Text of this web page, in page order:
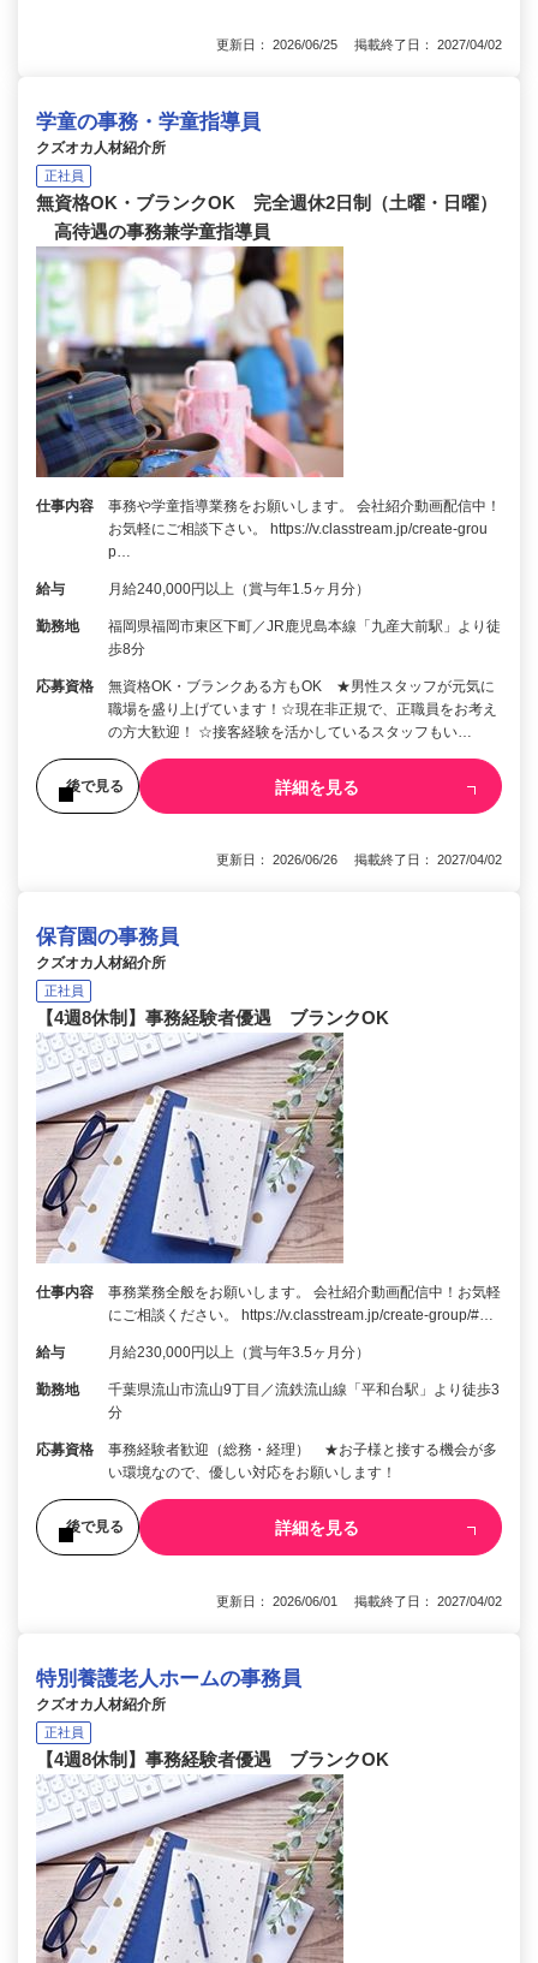
更新日： 2026/06/25 掲載終了日： 2027/04/02
学童の事務・学童指導員
クズオカ人材紹介所
正社員
無資格OK・ブランクOK 完全週休2日制（土曜・日曜）
高待遇の事務兼学童指導員
仕事内容
事務や学童指導業務をお願いします。 会社紹介動画配信中！
お気軽にご相談下さい。 https://v.classtream.jp/create-grou
p…
給与 月給240,000円以上（賞与年1.5ヶ月分）
勤務地
福岡県福岡市東区下町／JR鹿児島本線「九産大前駅」より徒
歩8分
応募資格
無資格OK・ブランクある方もOK ★男性スタッフが元気に
職場を盛り上げています！☆現在非正規で、正職員をお考え
の方大歓迎！ ☆接客経験を活かしているスタッフもい…
後で見る 詳細を見る
更新日： 2026/06/26 掲載終了日： 2027/04/02
保育園の事務員
クズオカ人材紹介所
正社員
【4週8休制】事務経験者優遇 ブランクOK
仕事内容
事務業務全般をお願いします。 会社紹介動画配信中！お気軽
にご相談ください。 https://v.classtream.jp/create-group/#…
給与 月給230,000円以上（賞与年3.5ヶ月分）
勤務地
千葉県流山市流山9丁目／流鉄流山線「平和台駅」より徒歩3
分
応募資格
事務経験者歓迎（総務・経理） ★お子様と接する機会が多
い環境なので、優しい対応をお願いします！
後で見る 詳細を見る
更新日： 2026/06/01 掲載終了日： 2027/04/02
特別養護老人ホームの事務員
クズオカ人材紹介所
正社員
【4週8休制】事務経験者優遇 ブランクOK